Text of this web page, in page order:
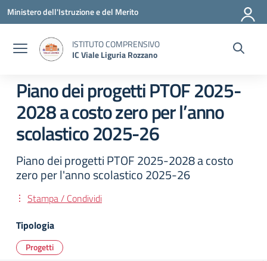
Vai ai contenuti
Vai al menu di navigazione
Vai al footer
Ministero dell'Istruzione e del Merito
ISTITUTO COMPRENSIVO
IC Viale Liguria Rozzano
Piano dei progetti PTOF 2025-
2028 a costo zero per l’anno
scolastico 2025-26
Piano dei progetti PTOF 2025-2028 a costo
zero per l'anno scolastico 2025-26
Stampa / Condividi
Tipologia
Progetti